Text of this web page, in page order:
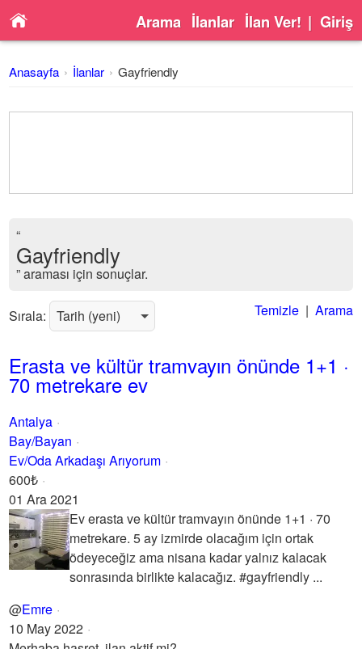
Arama İlanlar İlan Ver! | Giriş
Anasayfa İlanlar Gayfriendly
“
Gayfriendly
” araması için sonuçlar.
Sırala: Temizle| Arama
Erasta ve kültür tramvayın önünde 1+1 ·
70 metrekare ev
Antalya
Bay/Bayan
Ev/Oda Arkadaşı Arıyorum
600₺
01 Ara 2021
Ev erasta ve kültür tramvayın önünde 1+1 · 70
metrekare. 5 ay izmirde olacağım için ortak
ödeyeceğiz ama nisana kadar yalnız kalacak
sonrasında birlikte kalacağız. #gayfriendly ...
@Emre
10 May 2022